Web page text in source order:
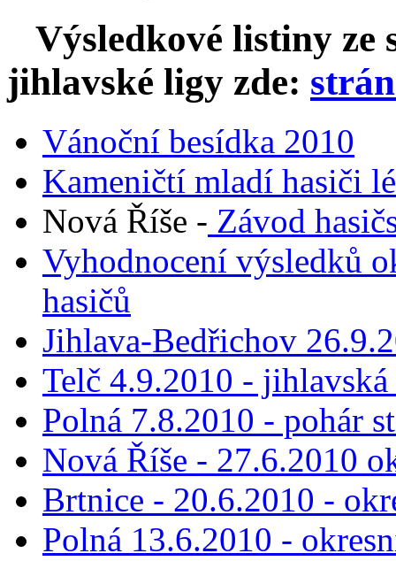
Výsledkové listiny ze
jihlavské ligy zde:
Vánoční besídka 2010
Kameničtí mladí hasiči
Nová Říše - Závod
Vyhodnocení výsledků
hasičů
Jihlava-Bedřichov
Telč 4.9.2010 -
Polná 7.8.2010 - pohár
Nová Říše - 27.6.2010
Brtnice - 20.6.2010 -
Polná 13.6.2010 -